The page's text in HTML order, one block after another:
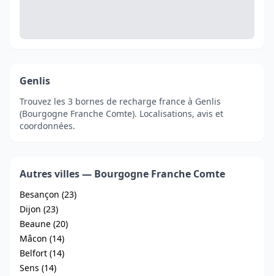
Genlis
Trouvez les 3 bornes de recharge france à Genlis
(Bourgogne Franche Comte). Localisations, avis et
coordonnées.
Autres villes — Bourgogne Franche Comte
Besançon (23)
Dijon (23)
Beaune (20)
Mâcon (14)
Belfort (14)
Sens (14)